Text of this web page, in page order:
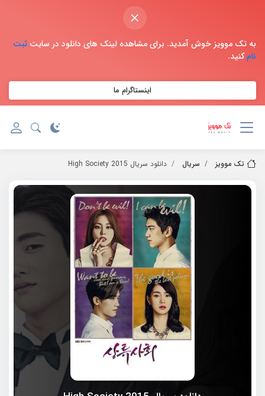
×
به تک موویز خوش آمدید. برای مشاهده لینک های دانلود در سایت ثبت
نامکنید.
اینستاگرام ما
تک موویز سریال دانلود سریال 2015 High Society